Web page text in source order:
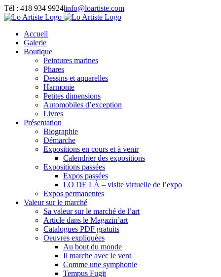
Passer
au
Tél : 418 934 9924|info@loartiste.com
Facebook
Instagram
Email
Pinterest
YouTube
Accueil
Galerie
Boutique
Peintures marines
Phares
Dessins et aquarelles
Harmonie
Petites dimensions
Automobiles d’exception
Livres
Présentation
Biographie
Démarche
Expositions en cours et à venir
Calendrier des expositions
Expositions passées
Expos passées
LO DE LÀ – visite virtuelle de l’expo
Expos permanentes
Valeur sur le marché
Sa valeur sur le marché de l’art
Article dans le Magazin’art
Catalogues PDF gratuits
Oeuvres expliquées
Au bout du monde
Il marche avec le vent
Comme une symphonie
Tempus Fugit